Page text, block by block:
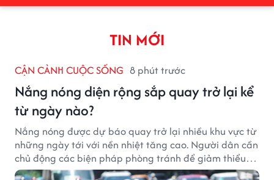
TIN MỚI
CẬN CẢNH CUỘC SỐNG 8 phút trước
Nắng nóng diện rộng sắp quay trở lại kể
từ ngày nào?
Nắng nóng được dự báo quay trở lại nhiều khu vực từ
những ngày tới với nền nhiệt tăng cao. Người dân cần
chủ động các biện pháp phòng tránh để giảm thiểu
tác động của thời tiết cực đoan.